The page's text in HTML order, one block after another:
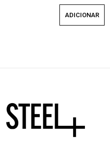
ADICIONAR